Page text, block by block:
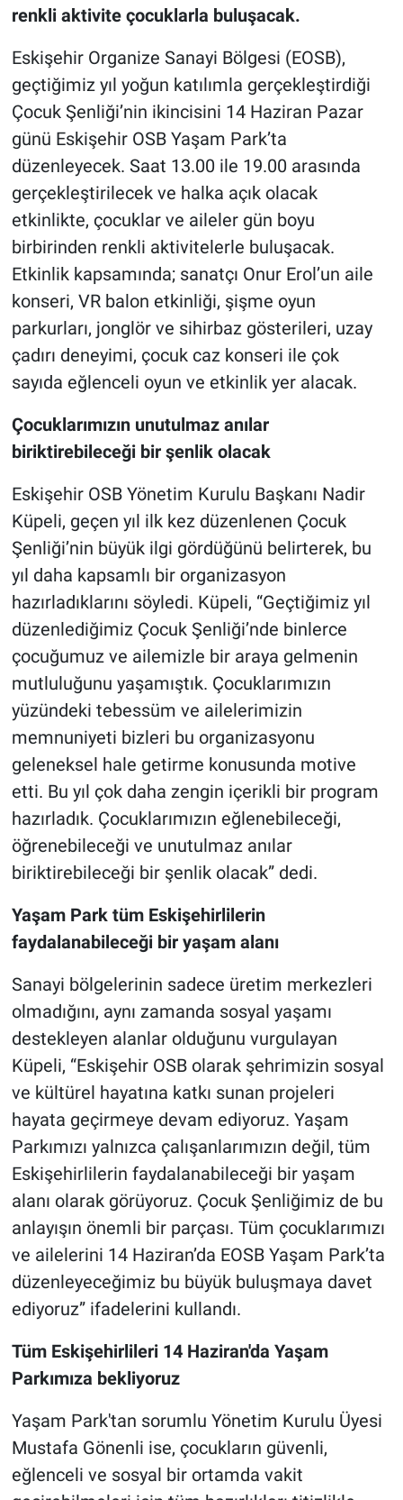
renkli aktivite çocuklarla buluşacak.
Eskişehir Organize Sanayi Bölgesi (EOSB),
geçtiğimiz yıl yoğun katılımla gerçekleştirdiği
Çocuk Şenliği’nin ikincisini 14 Haziran Pazar
günü Eskişehir OSB Yaşam Park’ta
düzenleyecek. Saat 13.00 ile 19.00 arasında
gerçekleştirilecek ve halka açık olacak
etkinlikte, çocuklar ve aileler gün boyu
birbirinden renkli aktivitelerle buluşacak.
Etkinlik kapsamında; sanatçı Onur Erol’un aile
konseri, VR balon etkinliği, şişme oyun
parkurları, jonglör ve sihirbaz gösterileri, uzay
çadırı deneyimi, çocuk caz konseri ile çok
sayıda eğlenceli oyun ve etkinlik yer alacak.
Çocuklarımızın unutulmaz anılar
biriktirebileceği bir şenlik olacak
Eskişehir OSB Yönetim Kurulu Başkanı Nadir
Küpeli, geçen yıl ilk kez düzenlenen Çocuk
Şenliği’nin büyük ilgi gördüğünü belirterek, bu
yıl daha kapsamlı bir organizasyon
hazırladıklarını söyledi. Küpeli, “Geçtiğimiz yıl
düzenlediğimiz Çocuk Şenliği’nde binlerce
çocuğumuz ve ailemizle bir araya gelmenin
mutluluğunu yaşamıştık. Çocuklarımızın
yüzündeki tebessüm ve ailelerimizin
memnuniyeti bizleri bu organizasyonu
geleneksel hale getirme konusunda motive
etti. Bu yıl çok daha zengin içerikli bir program
hazırladık. Çocuklarımızın eğlenebileceği,
öğrenebileceği ve unutulmaz anılar
biriktirebileceği bir şenlik olacak” dedi.
Yaşam Park tüm Eskişehirlilerin
faydalanabileceği bir yaşam alanı
Sanayi bölgelerinin sadece üretim merkezleri
olmadığını, aynı zamanda sosyal yaşamı
destekleyen alanlar olduğunu vurgulayan
Küpeli, “Eskişehir OSB olarak şehrimizin sosyal
ve kültürel hayatına katkı sunan projeleri
hayata geçirmeye devam ediyoruz. Yaşam
Parkımızı yalnızca çalışanlarımızın değil, tüm
Eskişehirlilerin faydalanabileceği bir yaşam
alanı olarak görüyoruz. Çocuk Şenliğimiz de bu
anlayışın önemli bir parçası. Tüm çocuklarımızı
ve ailelerini 14 Haziran’da EOSB Yaşam Park’ta
düzenleyeceğimiz bu büyük buluşmaya davet
ediyoruz” ifadelerini kullandı.
Tüm Eskişehirlileri 14 Haziran'da Yaşam
Parkımıza bekliyoruz
Yaşam Park'tan sorumlu Yönetim Kurulu Üyesi
Mustafa Gönenli ise, çocukların güvenli,
eğlenceli ve sosyal bir ortamda vakit